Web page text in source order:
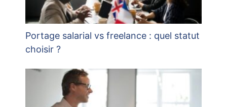
Portage salarial vs freelance : quel statut
choisir ?